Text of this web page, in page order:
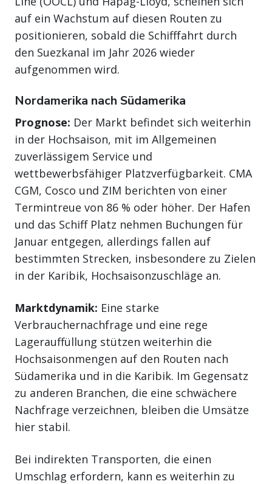
auf ein Wachstum auf diesen Routen zu
positionieren, sobald die Schifffahrt durch
den Suezkanal im Jahr 2026 wieder
aufgenommen wird.
Nordamerika nach Südamerika
Prognose: Der Markt befindet sich weiterhin
in der Hochsaison, mit im Allgemeinen
zuverlässigem Service und
wettbewerbsfähiger Platzverfügbarkeit. CMA
CGM, Cosco und ZIM berichten von einer
Termintreue von 86 % oder höher. Der Hafen
und das Schiff Platz nehmen Buchungen für
Januar entgegen, allerdings fallen auf
bestimmten Strecken, insbesondere zu Zielen
in der Karibik, Hochsaisonzuschläge an.
Marktdynamik: Eine starke
Verbrauchernachfrage und eine rege
Lagerauffüllung stützen weiterhin die
Hochsaisonmengen auf den Routen nach
Südamerika und in die Karibik. Im Gegensatz
zu anderen Branchen, die eine schwächere
Nachfrage verzeichnen, bleiben die Umsätze
hier stabil.
Bei indirekten Transporten, die einen
Umschlag erfordern, kann es weiterhin zu